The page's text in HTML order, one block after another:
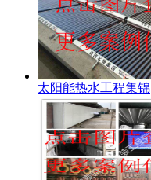
太阳能热水工程集锦